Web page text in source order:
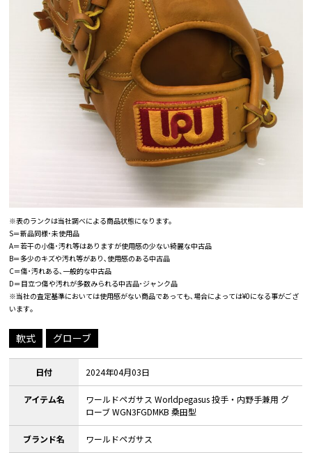
※表のランクは当社調べによる商品状態になります。
S＝新品同様･未使用品
A＝若干の小傷･汚れ等はありますが使用感の少ない綺麗な中古品
B＝多少のキズや汚れ等があり､使用感のある中古品
C＝傷･汚れある､一般的な中古品
D＝目立つ傷や汚れが多数みられる中古品･ジャンク品
※当社の査定基準においては使用感がない商品であっても､場合によっては¥0になる事がござ
います｡
軟式 グローブ
日付 2024年04月03日
アイテム名
ワールドペガサス Worldpegasus 投手・内野手兼用 グ
ローブ WGN3FGDMKB 桑田型
ブランド名 ワールドペガサス